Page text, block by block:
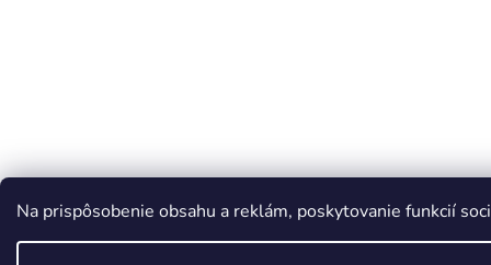
Na prispôsobenie obsahu a reklám, poskytovanie funkcií